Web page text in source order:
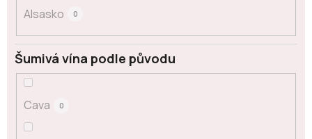
Alsasko 0
Šumivá vína podle původu
Cava 0